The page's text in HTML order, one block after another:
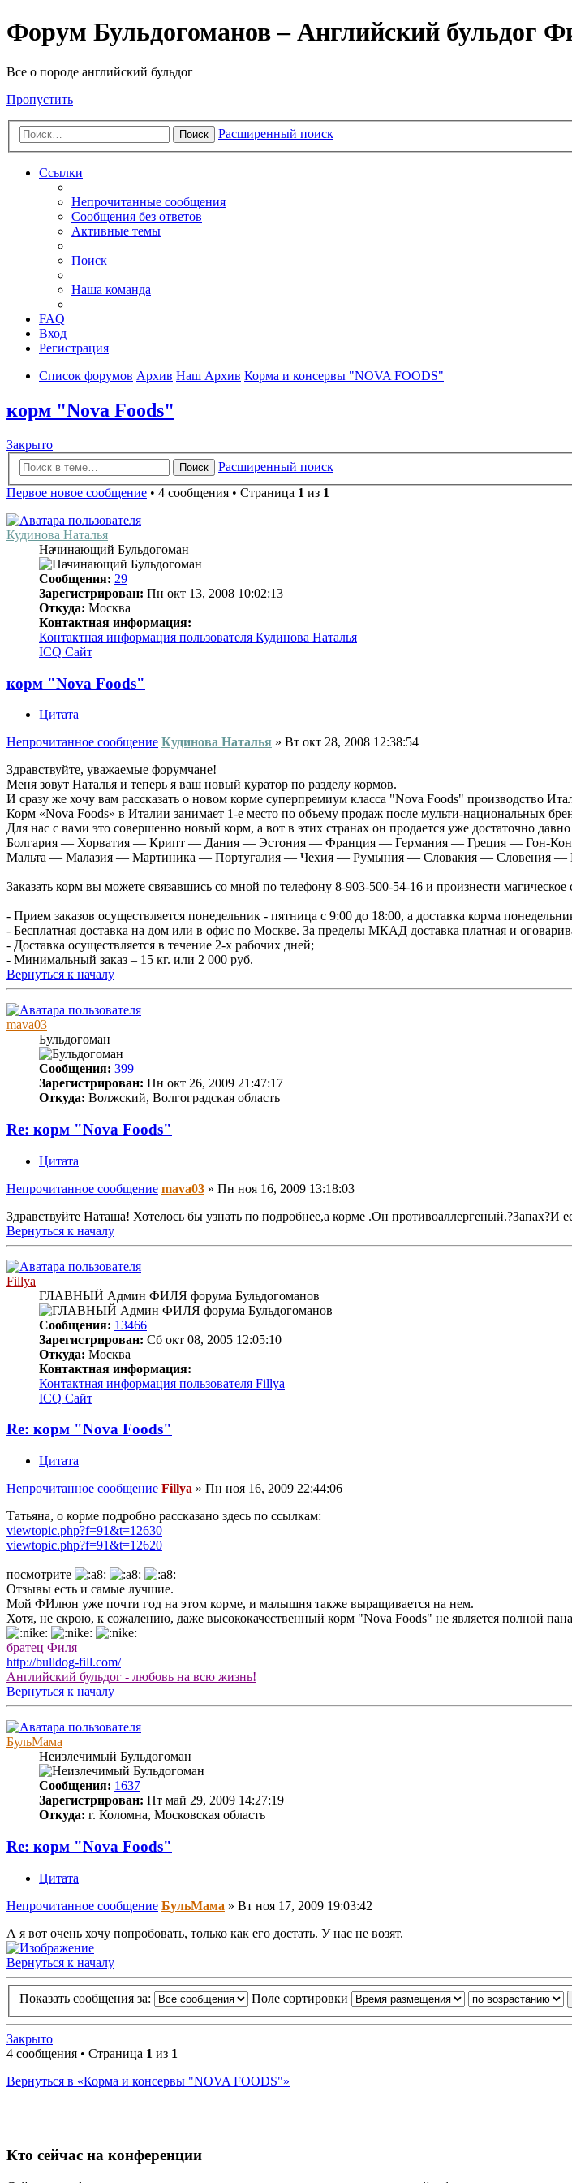
Форум Бульдогоманов – Английский бульдог
Все о породе английский бульдог
Пропустить
Поиск Расширенный поиск
Ссылки
Непрочитанные сообщения
Сообщения без ответов
Активные темы
Поиск
Наша команда
FAQ
Вход
Регистрация
Список форумов Архив Наш Архив Корма и консервы "NOVA FOODS"
корм "Nova Foods"
Закрыто
Поиск
Расширенный поиск
Первое новое сообщение • 4 сообщения • Страница 1 из 1
Кудинова Наталья
Начинающий Бульдогоман
Сообщения: 29
Зарегистрирован: Пн окт 13, 2008 10:02:13
Откуда: Москва
Контактная информация:
Контактная информация пользователя Кудинова Наталья
ICQ Сайт
корм "Nova Foods"
Цитата
Непрочитанное сообщение Кудинова Наталья » Вт окт 28, 2008 12:38:54
Здравствуйте, уважаемые форумчане!
Меня зовут Наталья и теперь я ваш новый куратор по разделу кормов.
И сразу же хочу вам рассказать о новом корме суперпремиум класса "Nova Foods" производство
Корм «Nova Foods» в Италии занимает 1-е место по объему продаж после мульти-национальных
Для нас с вами это совершенно новый корм, а вот в этих странах он продается уже достаточно
Болгария — Хорватия — Крипт — Дания — Эстония — Франция — Германия — Греция — Гон-
Мальта — Малазия — Мартиника — Португалия — Чехия — Румыния — Словакия — Словения
Заказать корм вы можете связавшись со мной по телефону 8-903-500-54-16 и произнести
- Прием заказов осуществляется понедельник - пятница с 9:00 до 18:00, а доставка корма
- Бесплатная доставка на дом или в офис по Москве. За пределы МКАД доставка платная и
- Доставка осуществляется в течение 2-х рабочих дней;
- Минимальный заказ – 15 кг. или 2 000 руб.
Вернуться к началу
mava03
Бульдогоман
Сообщения: 399
Зарегистрирован: Пн окт 26, 2009 21:47:17
Откуда: Волжский, Волгоградская область
Re: корм "Nova Foods"
Цитата
Непрочитанное сообщение mava03 » Пн ноя 16, 2009 13:18:03
Здравствуйте Наташа! Хотелось бы узнать по подробнее,а корме .Он противоаллергеный.?Запах?И
Вернуться к началу
Fillya
ГЛАВНЫЙ Админ ФИЛЯ форума Бульдогоманов
Сообщения: 13466
Зарегистрирован: Сб окт 08, 2005 12:05:10
Откуда: Москва
Контактная информация:
Контактная информация пользователя Fillya
ICQ Сайт
Re: корм "Nova Foods"
Цитата
Непрочитанное сообщение Fillya » Пн ноя 16, 2009 22:44:06
Татьяна, о корме подробно рассказано здесь по ссылкам:
viewtopic.php?f=91&t=12630
viewtopic.php?f=91&t=12620
посмотрите
Отзывы есть и самые лучшие.
Мой ФИлюн уже почти год на этом корме, и малышня также выращивается на нем.
Хотя, не скрою, к сожалению, даже высококачественный корм "Nova Foods" не является полной
братец Филя
http://bulldog-fill.com/
Английский бульдог - любовь на всю жизнь!
Вернуться к началу
БульМама
Неизлечимый Бульдогоман
Сообщения: 1637
Зарегистрирован: Пт май 29, 2009 14:27:19
Откуда: г. Коломна, Московская область
Re: корм "Nova Foods"
Цитата
Непрочитанное сообщение БульМама » Вт ноя 17, 2009 19:03:42
А я вот очень хочу попробовать, только как его достать. У нас не возят.
Вернуться к началу
Показать сообщения за: Поле сортировки
Закрыто
4 сообщения • Страница 1 из 1
Вернуться в «Корма и консервы "NOVA FOODS"»
Кто сейчас на конференции